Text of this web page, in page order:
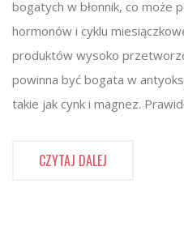
bogatych w błonnik, co może
hormonów i cyklu
produktów wysoko
powinna być bogata w
takie jak cynk i magnez.
CZYTAJ DALEJ